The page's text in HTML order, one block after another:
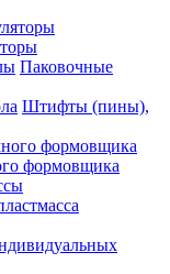
Паковочные
Штифты (пины),
формовщика